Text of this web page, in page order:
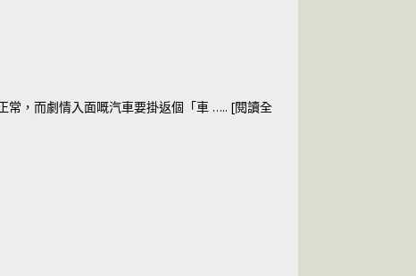
常，而劇情入面嘅汽車要掛返個「車 ….. [閱讀全